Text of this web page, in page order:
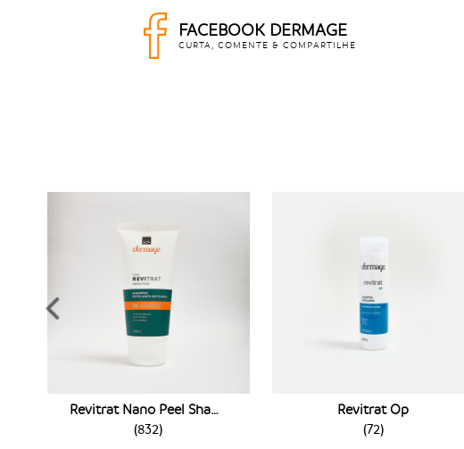
FACEBOOK DERMAGE
CURTA, COMENTE & COMPARTILHE
Revitrat Nano Peel Shampoo
(832)
Revitrat Op
(72)